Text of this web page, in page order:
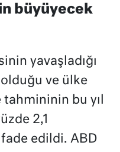
büyüyecek
yavaşladığı
ve ülke
bu yıl
2,1
ifade edildi. ABD